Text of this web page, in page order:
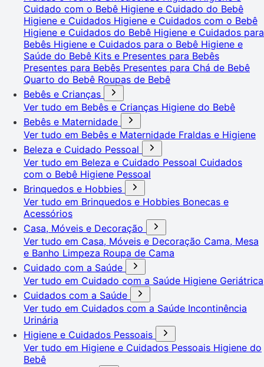
Cuidado com o Bebê Higiene e Cuidado do Bebê
Higiene e Cuidados Higiene e Cuidados com o Bebê
Higiene e Cuidados do Bebê Higiene e Cuidados para
Bebês Higiene e Cuidados para o Bebê Higiene e
Saúde do Bebê Kits e Presentes para Bebês
Presentes para Bebês Presentes para Chá de Bebê
Quarto do Bebê Roupas de Bebê
Bebês e Crianças
Ver tudo em Bebês e Crianças Higiene do Bebê
Bebês e Maternidade
Ver tudo em Bebês e Maternidade Fraldas e Higiene
Beleza e Cuidado Pessoal
Ver tudo em Beleza e Cuidado Pessoal Cuidados
com o Bebê Higiene Pessoal
Brinquedos e Hobbies
Ver tudo em Brinquedos e Hobbies Bonecas e
Acessórios
Casa, Móveis e Decoração
Ver tudo em Casa, Móveis e Decoração Cama, Mesa
e Banho Limpeza Roupa de Cama
Cuidado com a Saúde
Ver tudo em Cuidado com a Saúde Higiene Geriátrica
Cuidados com a Saúde
Ver tudo em Cuidados com a Saúde Incontinência
Urinária
Higiene e Cuidados Pessoais
Ver tudo em Higiene e Cuidados Pessoais Higiene do
Bebê